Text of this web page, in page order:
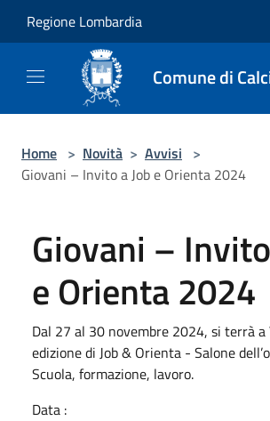
Regione Lombardia
Comune di
Home > Novità > Avvisi >
Giovani – Invito a Job e Orienta 2024
Giovani –
e Orienta 2024
Dal 27 al 30 novembre 2024, si terrà a
edizione di Job & Orienta - Salone
Scuola, formazione, lavoro.
Data :